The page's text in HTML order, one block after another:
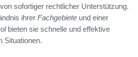
sofortiger rechtlicher Unterstützung.
ihrer Fachgebiete und einer
bieten sie schnelle und effektive
Situationen.